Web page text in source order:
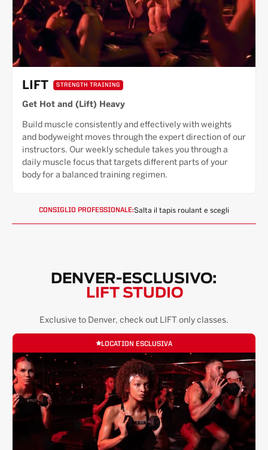
LIFT STRENGTH TRAINING
Get Hot and (Lift) Heavy
Build muscle consistently and effectively with weights
and bodyweight moves through the expert direction of our
instructors. Our weekly schedule takes you through a
daily muscle focus that targets different parts of your
body for a balanced training regimen.
CONSIGLIO PROFESSIONALE:Salta il tapis roulant e scegli
DENVER-ESCLUSIVO:
LIFT STUDIO
Exclusive to Denver, check out LIFT only classes.
LOCATION ESCLUSIVA